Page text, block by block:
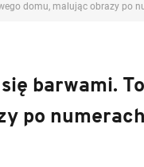
domu, malując obrazy po
barwami.
po